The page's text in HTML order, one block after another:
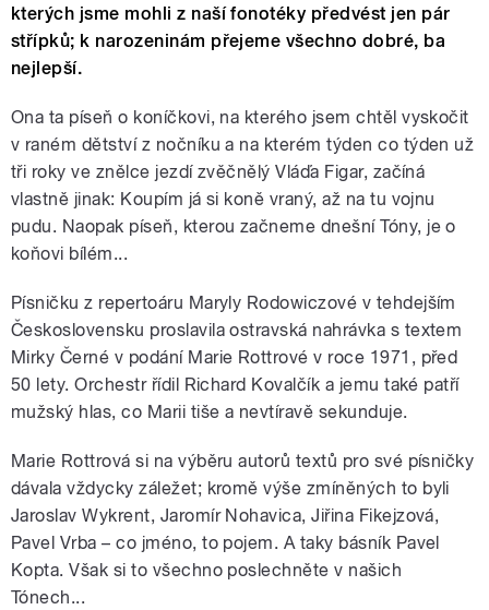
kterých jsme mohli z naší fonotéky předvést jen pár
střípků; k narozeninám přejeme všechno dobré, ba
nejlepší.
Ona ta píseň o koníčkovi, na kterého jsem chtěl vyskočit
v raném dětství z nočníku a na kterém týden co týden už
tři roky ve znělce jezdí zvěčnělý Vláďa Figar, začíná
vlastně jinak: Koupím já si koně vraný, až na tu vojnu
pudu. Naopak píseň, kterou začneme dnešní Tóny, je o
koňovi bílém...
Písničku z repertoáru Maryly Rodowiczové v tehdejším
Československu proslavila ostravská nahrávka s textem
Mirky Černé v podání Marie Rottrové v roce 1971, před
50 lety. Orchestr řídil Richard Kovalčík a jemu také patří
mužský hlas, co Marii tiše a nevtíravě sekunduje.
Marie Rottrová si na výběru autorů textů pro své písničky
dávala vždycky záležet; kromě výše zmíněných to byli
Jaroslav Wykrent, Jaromír Nohavica, Jiřina Fikejzová,
Pavel Vrba – co jméno, to pojem. A taky básník Pavel
Kopta. Však si to všechno poslechněte v našich
Tónech...